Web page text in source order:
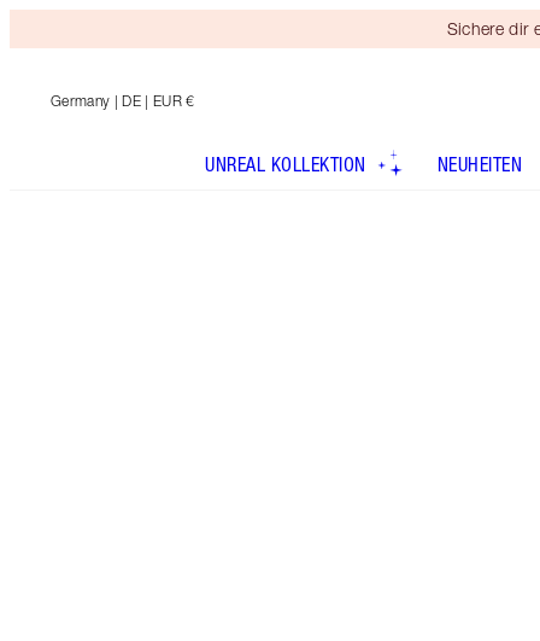
Sichere dir
Germany | DE | EUR €
UNREAL KOLLEKTION NEUHEITEN